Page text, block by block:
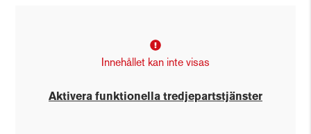
Innehållet kan inte visas
Aktivera funktionella tredjepartstjänster